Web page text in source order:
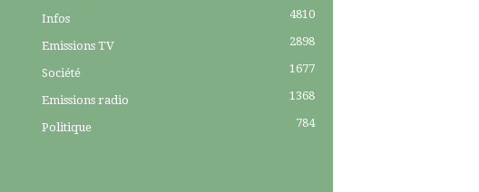
Infos 4810
Emissions TV 2898
Société 1677
Emissions radio 1368
Politique 784